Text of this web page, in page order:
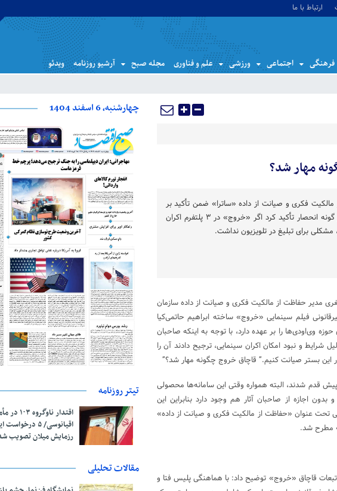
ارتباط با ما
فرهنگی اجتماعی ورزشی علم و فناوری مجله صبح آرشیو روزنامه ویدئو
مهار شد؟
فکری و صیانت از داده «ساترا» ضمن تأکید بر
جلوگیری از هر گونه انحصار تأکید کرد اگر «خروج» در ۳ پلتفرم اکران
مشکلی برای تبلیغ در تلویزیون نداشت.
مدیر حفاظت از مالکیت فکری و صیانت از داده سازمان
فیلم سینمایی «خروج» ساخته ابراهیم حاتمی‌کیا
وی‌اودی‌ها را بر عهده دارد، با توجه به اینکه صاحبان
شرایط و نبود امکان اکران سینمایی، ترجیح دادند آن را
این بستر صیانت کنیم.” قاچاق خروج چگونه مهار شد؟”
قدم شدند، البته همواره وقتی این سامانه‌ها محصولی
اجازه از صاحبان آثار هم وجود دارد بنابراین این
تحت عنوان «حفاظت از مالکیت فکری و صیانت از داده»
مطرح شد.
تبعات قاچاق «خروج» توضیح داد: با هماهنگی پلیس فتا و
چهارشنبه، 6 اسفند 1404
تیتر روزنامه
اقتدار
اقیانوسی/ ۵
رزمایش میلان تصویب
مقالات تحلیلی